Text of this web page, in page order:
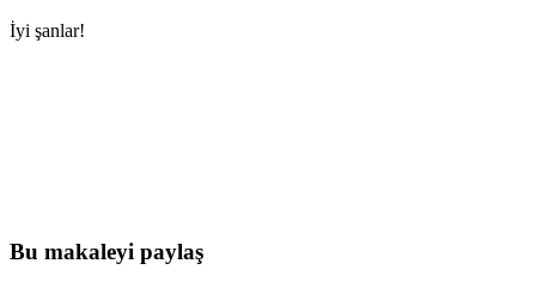
İyi şanlar!
Bu makaleyi paylaş